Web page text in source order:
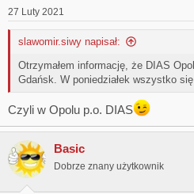
27 Luty 2021
slawomir.siwy napisał:
Otrzymałem informację, że DIAS
Gdańsk. W poniedziałek wszystko
Czyli w Opolu p.o. DIAS
Basic
Dobrze znany użytkownik